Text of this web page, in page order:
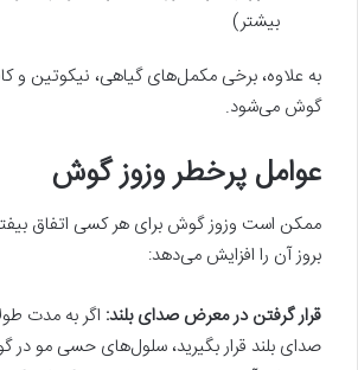
بیشتر)
به علاوه، برخی مکمل‌های گیاهی، نیکوتین و
گوش می‌شود.
عوامل پرخطر وزوز گوش
ممکن است وزوز گوش برای هر کسی اتفاق
بروز آن را افزایش می‌دهد:
قرار گرفتن در معرض صدای بلند: اگر به مدت
صدای بلند قرار بگیرید، سلول‌های حسی مو در